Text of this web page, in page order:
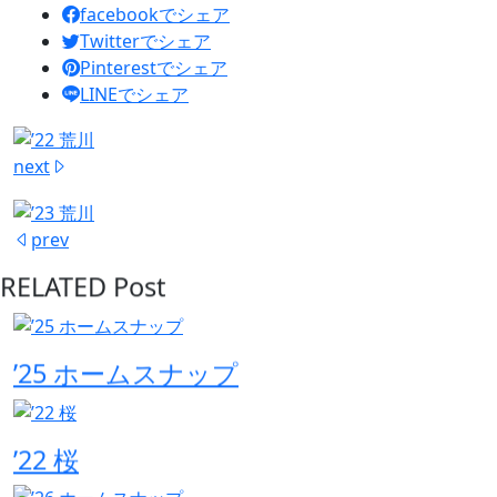
facebookでシェア
Twitterでシェア
Pinterestでシェア
LINEでシェア
next
prev
RELATED Post
’25 ホームスナップ
’22 桜